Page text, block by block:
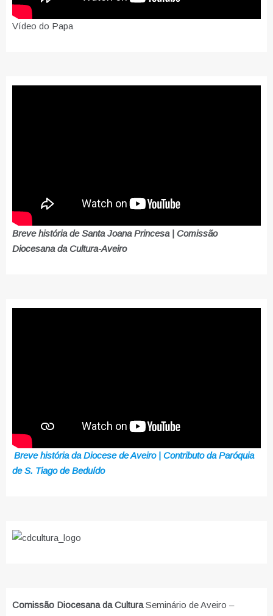
Vídeo do Papa
Breve história de Santa Joana Princesa | Comissão
Diocesana da Cultura-Aveiro
Breve história da Diocese de Aveiro | Contributo da Paróquia
de S. Tiago de Beduído
Comissão Diocesana da CulturaSeminário de Aveiro –